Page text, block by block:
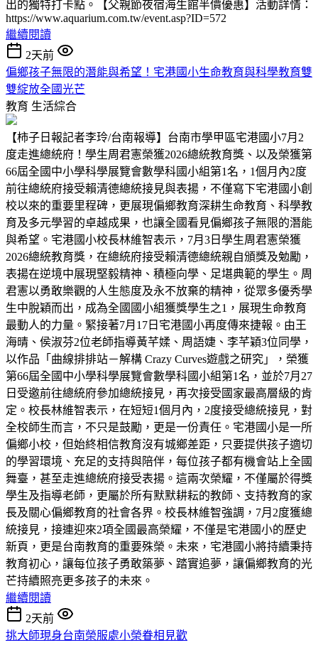
出的獨特打卡點。【父親節夜宿海生館半價優惠】活動詳情：
https://www.aquarium.com.tw/event.asp?ID=572
繼續閱讀
2天前
偏鄉孩子無限的潛能與希望！宅港國小生命教育與科學教育雙
雙綻放全國光芒
教育 生活綜合
【柿子日報記者李玲/台南報導】台南市學甲區宅港國小7月2
度走進總統府！學生周君憲榮獲2026總統教育獎、以及榮獲第
66屆全國中小學科學展覽會數學科國小組第1名，1個月內2度
前往總統府接受賴清德總統接見與表揚，不僅寫下宅港國小創
校以來的重要里程碑，更展現偏鄉教育深耕生命教育、科學教
育及多元學習的卓越成果，也讓全國看見偏鄉孩子無限的潛能
與希望。宅港國小校長林維智表示，7月3日學生周君憲榮獲
2026總統教育獎，在總統府接受賴清德總統親自頒獎及勉勵，
表揚在逆境中展現堅毅精神、積極向學、足堪典範的學生。周
君憲以勇敢樂觀的人生態度及永不放棄的精神，從眾多優秀學
生中脫穎而出，成為全國國小組獲獎學生之1，展現生命教育
最動人的力量。緊接著7月17日宅港國小再度傳來捷報。由王
海晴、侯淑芬2位老師指導黃芊媃、周語婕、李芊穎3位同學，
以作品「曲線排排站－解構 Crazy Curves遊戲之研究」，榮獲
第66屆全國中小學科學展覽會數學科國小組第1名，並於7月27
日受邀前往總統府參加總統接見，再次接受國家最高層級的肯
定。校長林維智表示，在短短1個月內，2度接受總統接見，對
全校師生而言，不只是鼓勵，更是一份責任。宅港國小是一所
偏鄉小校，但始終相信教育沒有城鄉差距，只要提供孩子適切
的學習環境、充足的支持與陪伴，每位孩子都有機會站上全國
舞臺，甚至走進總統府接受表揚。這兩次榮耀，不僅屬於得獎
學生及指導老師，更屬於所有默默耕耘的教師、支持教育的家
長及關心偏鄉教育的社會各界。校長林維智強調，7月2度獲總
統接見，接連迎來2項全國最高榮耀，不僅是宅港國小的歷史
新頁，更是台南教育的重要殊榮。未來，宅港國小將持續秉持
教育初心，讓每位孩子勇敢築夢、踏實追夢，讓偏鄉教育的光
芒持續照亮更多孩子的未來。
繼續閱讀
2天前
挑大師現身台南榮服處小榮眷相見歡